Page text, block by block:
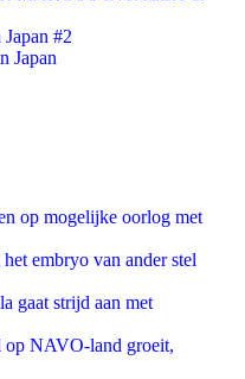
#2
Japan
op mogelijke oorlog met
embryo van ander stel
gaat strijd aan met
op NAVO-land groeit,